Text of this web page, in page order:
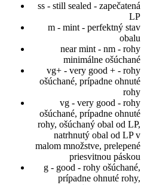
ss - still sealed - zapečatená
LP
m - mint - perfektný stav
obalu
near mint - nm - rohy
minimálne ošúchané
vg+ - very good + - rohy
ošúchané, prípadne ohnuté
rohy
vg - very good - rohy
ošúchané, prípadne ohnuté
rohy, ošúchaný obal od LP,
natrhnutý obal od LP v
malom množstve, prelepené
priesvitnou páskou
g - good - rohy ošúchané,
prípadne ohnuté rohy,